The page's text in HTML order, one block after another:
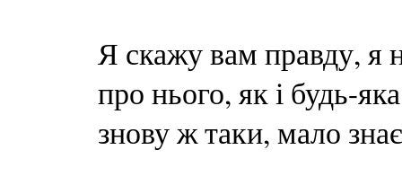
Я скажу вам правду, я
про нього, як і будь-
знову ж таки, мало